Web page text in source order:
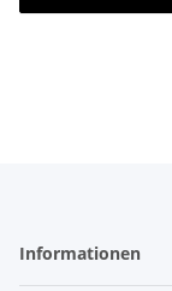
Informationen